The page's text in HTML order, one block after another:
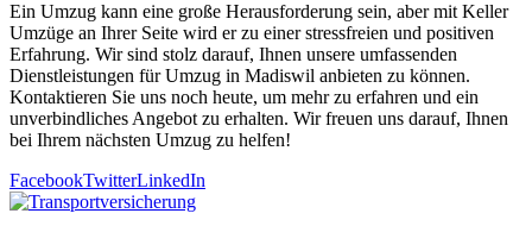
Ein Umzug kann eine große Herausforderung sein, aber mit Keller
Umzüge an Ihrer Seite wird er zu einer stressfreien und positiven
Erfahrung. Wir sind stolz darauf, Ihnen unsere umfassenden
Dienstleistungen für Umzug in Madiswil anbieten zu können.
Kontaktieren Sie uns noch heute, um mehr zu erfahren und ein
unverbindliches Angebot zu erhalten. Wir freuen uns darauf, Ihnen
bei Ihrem nächsten Umzug zu helfen!
FacebookTwitterLinkedIn